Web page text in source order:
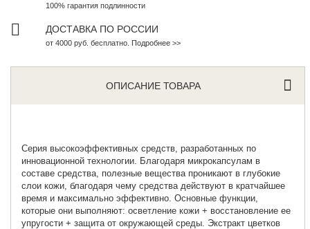
100% гарантия подлинности
ДОСТАВКА ПО РОССИИ
от 4000 руб. бесплатно. Подробнее >>
ОПИСАНИЕ ТОВАРА
Серия высокоэффективных средств, разработанных по
инновационной технологии. Благодаря микрокапсулам в
составе средства, полезные вещества проникают в глубокие
слои кожи, благодаря чему средства действуют в кратчайшее
время и максимально эффективно. Основные функции,
которые они выполняют: осветление кожи + восстановление ее
упругости + защита от окружающей среды. Экстракт цветков